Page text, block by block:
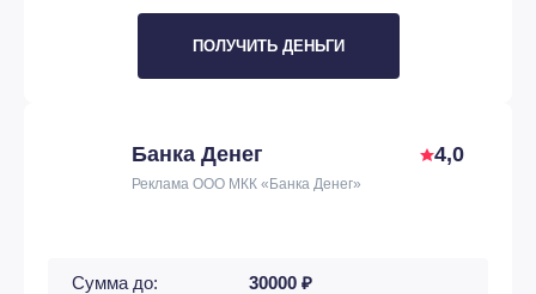
ПОЛУЧИТЬ ДЕНЬГИ
Банка Денег 4,0
Реклама ООО МКК «Банка Денег»
Сумма до: 30000 ₽